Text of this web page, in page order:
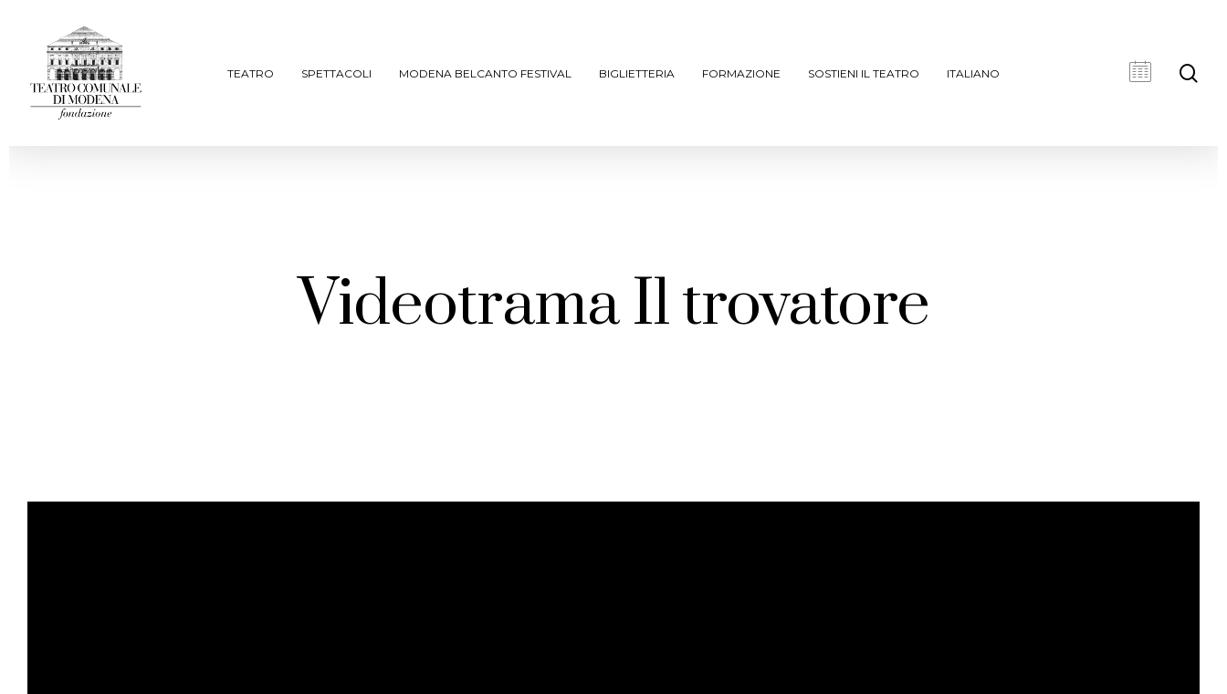
content
TEATRO SPETTACOLI
ARCHIVIO SPETTACOLI
MODENA BELCANTO FESTIVAL BIGLIETTERIA FORMAZIONE SOSTIENI IL TEATRO ITALIANO
Videotrama Il trovatore